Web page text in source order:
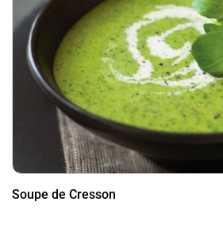
Soupe de Cresson